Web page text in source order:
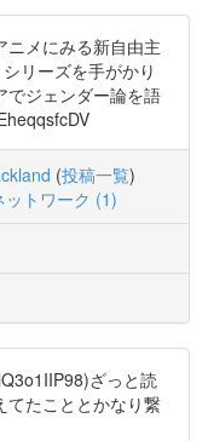
ニメにみる新自由主
リーズを手がかり
でジェンダー論を語
(投稿一覧)
ットワーク (1)
ざっと読
てたこととかなり繋